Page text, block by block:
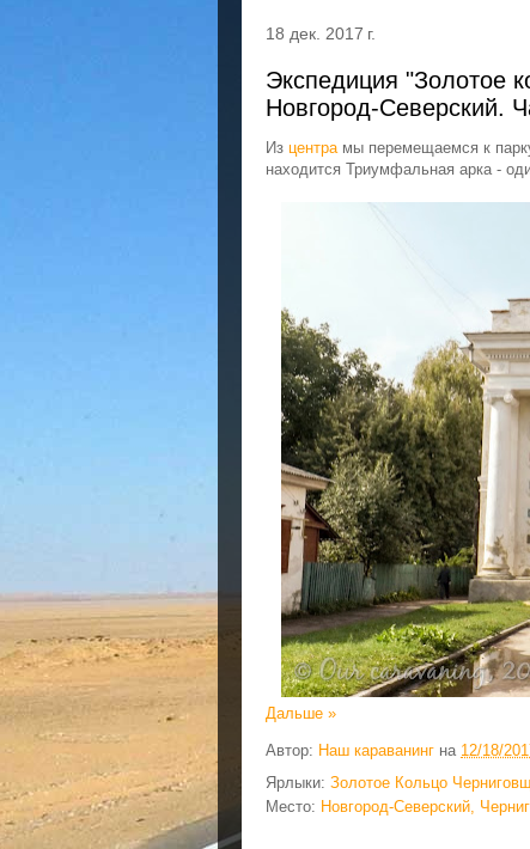
18 дек. 2017 г.
Экспедиция "Золотое
Новгород-Северский.
Из центрамы перемещаемся к
находится Триумфальная арка -
Дальше »
Автор: Наш караванинг на 12/18/
Ярлыки: Золотое Кольцо
Место: Новгород-Северский,